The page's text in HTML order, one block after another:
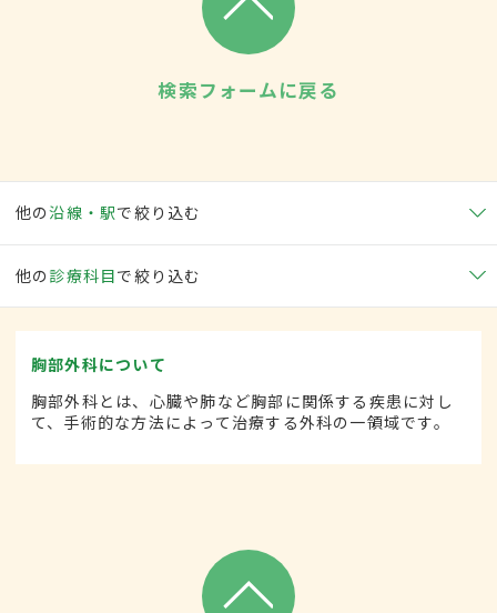
検索フォームに戻る
他の沿線・駅で絞り込む
他の 診療科目で絞り込む
胸部外科について
胸部外科とは、心臓や肺など胸部に関係する疾患に対し
て、手術的な方法によって治療する外科の一領域です。